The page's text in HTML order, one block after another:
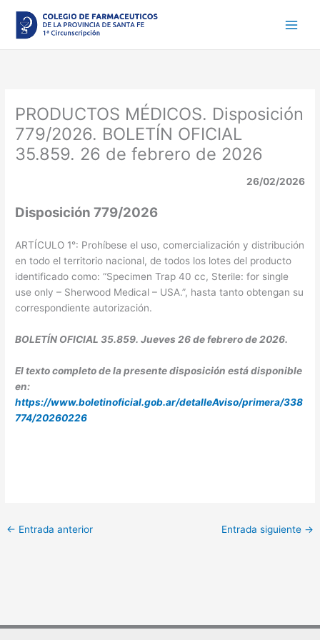
contenido
PRODUCTOS MÉDICOS. Disposición
779/2026. BOLETÍN OFICIAL
35.859. 26 de febrero de 2026
26/02/2026
Disposición 779/2026
ARTÍCULO 1°: Prohíbese el uso, comercialización y distribución
en todo el territorio nacional, de todos los lotes del producto
identificado como: “Specimen Trap 40 cc, Sterile: for single
use only – Sherwood Medical – USA.”, hasta tanto obtengan su
correspondiente autorización.
BOLETÍN OFICIAL 35.859. Jueves 26 de febrero de 2026.
El texto completo de la presente disposición está disponible
en:
https://www.boletinoficial.gob.ar/detalleAviso/primera/338
774/20260226
← Entrada anterior Entrada siguiente →